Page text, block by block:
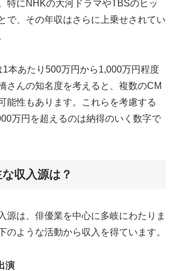
特にNHKの大河ドラマやTBSのヒッ
で、その年収はさらに上乗せされてい
1本あたり500万円から1,000万円程度
さんの知名度を考えると、複数のCM
能性もあります。これらを考慮する
万円を超えるのは納得のいく数字で
収入源は？
源は、俳優業を中心に多岐にわたりま
のような活動から収入を得ています。
演